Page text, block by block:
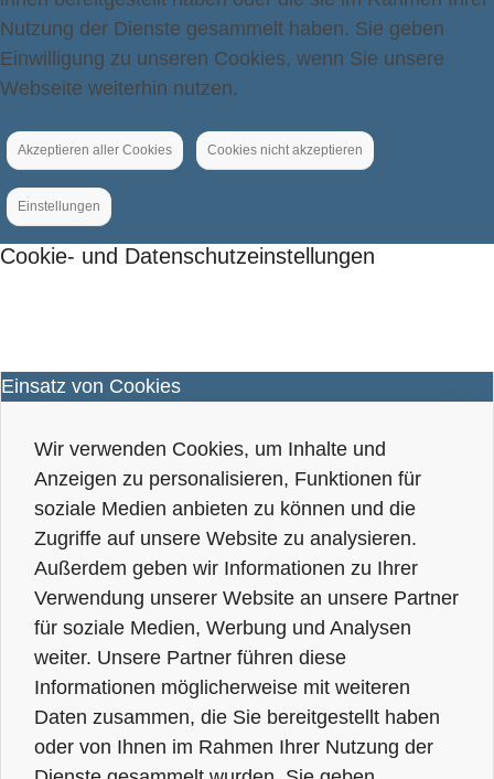
Nutzung der Dienste gesammelt haben. Sie geben
Einwilligung zu unseren Cookies, wenn Sie unsere
Webseite weiterhin nutzen.
Akzeptieren aller Cookies Cookies nicht akzeptieren
Einstellungen
Cookie- und Datenschutzeinstellungen
Einsatz von Cookies
Wir verwenden Cookies, um Inhalte und
Anzeigen zu personalisieren, Funktionen für
soziale Medien anbieten zu können und die
Zugriffe auf unsere Website zu analysieren.
Außerdem geben wir Informationen zu Ihrer
Verwendung unserer Website an unsere Partner
für soziale Medien, Werbung und Analysen
weiter. Unsere Partner führen diese
Informationen möglicherweise mit weiteren
Daten zusammen, die Sie bereitgestellt haben
oder von Ihnen im Rahmen Ihrer Nutzung der